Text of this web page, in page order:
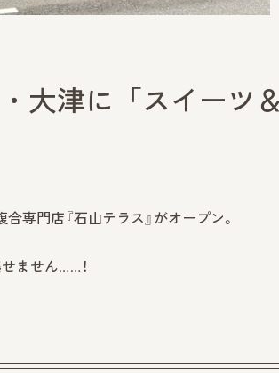
大津に「スイーツ
専門店『石山テラス』がオープン。
ません……！